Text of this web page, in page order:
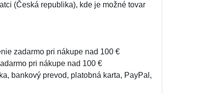
(Česká republika), kde je možné tovar
zadarmo pri nákupe nad 100 €
pri nákupe nad 100 €
bankový prevod, platobná karta, PayPal,